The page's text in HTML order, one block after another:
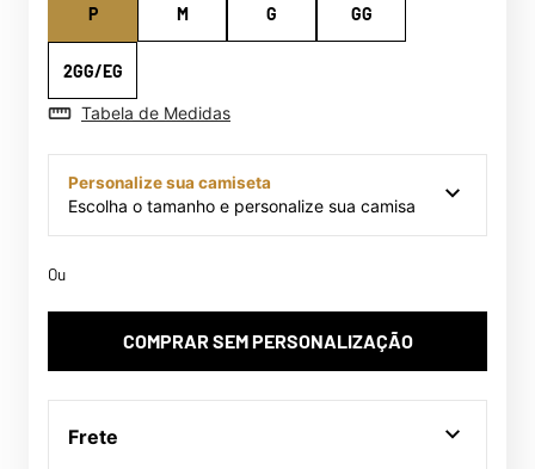
2GG/EG
G GG
M
P
Tabela de Medidas
Personalize sua camiseta
Escolha o tamanho e personalize sua camisa
Ou
COMPRAR SEM PERSONALIZAÇÃO
Frete